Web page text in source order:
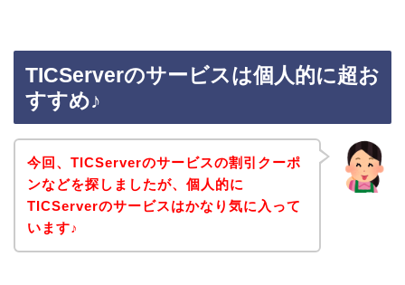
TICServerのサービスは個人的に超お
すすめ♪
今回、TICServerのサービスの割引クーポ
ンなどを探しましたが、個人的に
TICServerのサービスはかなり気に入って
います♪